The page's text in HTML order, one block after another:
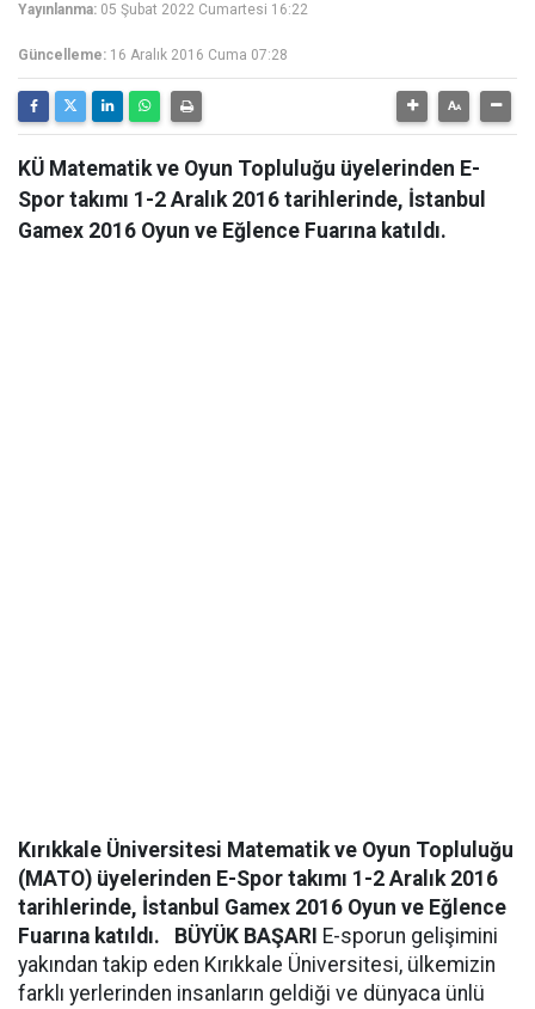
Yayınlanma: 05 Şubat 2022 Cumartesi 16:22
Güncelleme: 16 Aralık 2016 Cuma 07:28
KÜ Matematik ve Oyun Topluluğu üyelerinden E-
Spor takımı 1-2 Aralık 2016 tarihlerinde, İstanbul
Gamex 2016 Oyun ve Eğlence Fuarına katıldı.
Kırıkkale Üniversitesi Matematik ve Oyun Topluluğu
(MATO) üyelerinden E-Spor takımı 1-2 Aralık 2016
tarihlerinde, İstanbul Gamex 2016 Oyun ve Eğlence
Fuarına katıldı.
BÜYÜK BAŞARI E-sporun gelişimini
yakından takip eden Kırıkkale Üniversitesi, ülkemizin
farklı yerlerinden insanların geldiği ve dünyaca ünlü